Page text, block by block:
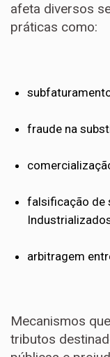
afeta diversos
práticas como:
fraude na
falsificação de
arbitragem
Mecanismos
tributos